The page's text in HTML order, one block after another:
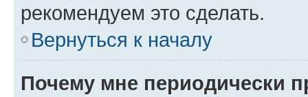
рекомендуем это сделать.
Вернуться к началу
Почему мне периодически